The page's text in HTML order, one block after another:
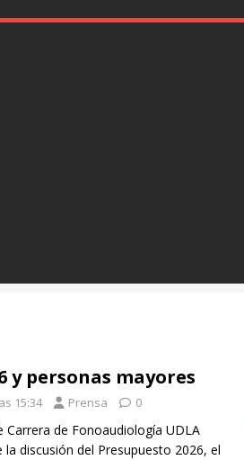
y personas mayores
15:34 Prensa 0
Carrera de Fonoaudiología UDLA
discusión del Presupuesto 2026, el